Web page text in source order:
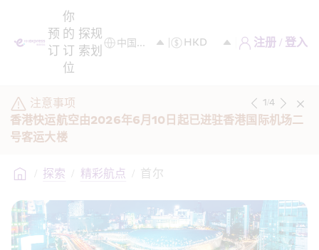
预
订
你
的
订
位
探
索
规
划
注册 / 登入
注意事项
香港快运航空由2026年6月10日起已进驻香港国际机场二
号客运大楼
1/4
/ 探索 / 精彩航点 / 首尔